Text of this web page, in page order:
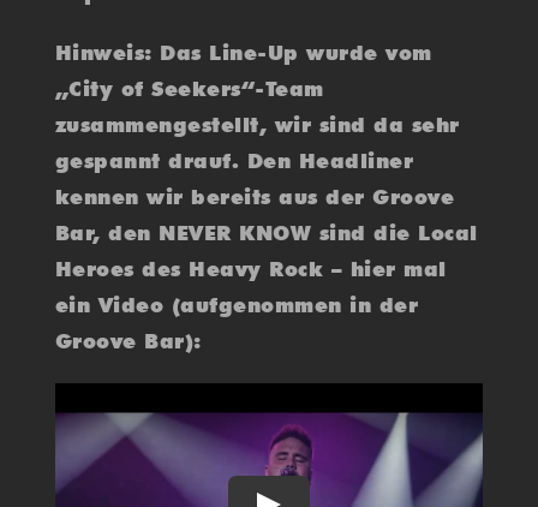
Hinweis: Das Line-Up wurde vom
„City of Seekers“-Team
zusammengestellt, wir sind da sehr
gespannt drauf. Den Headliner
kennen wir bereits aus der Groove
Bar, den NEVER KNOW sind die Local
Heroes des Heavy Rock – hier mal
ein Video (aufgenommen in der
Groove Bar):